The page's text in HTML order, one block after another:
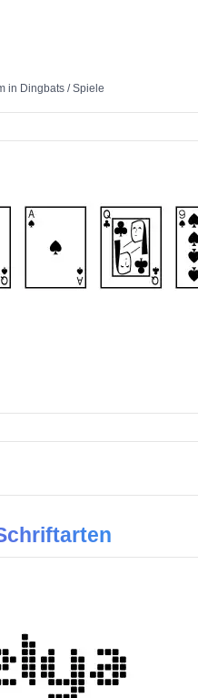
in Dingbats /Spiele